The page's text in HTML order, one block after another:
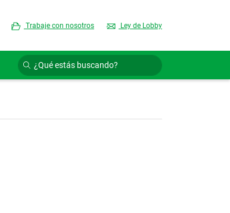
Trabaje con nosotros Ley de Lobby